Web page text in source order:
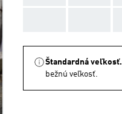
Štandardná veľkosť.
bežnú veľkosť.